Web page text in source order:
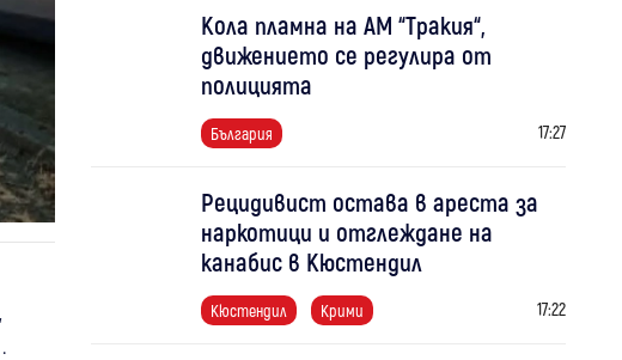
Кола пламна на АМ “Тракия“,
движението се регулира от
полицията
България 17:27
Рецидивист остава в ареста за
наркотици и отглеждане на
канабис в Кюстендил
Кюстендил Крими 17:22